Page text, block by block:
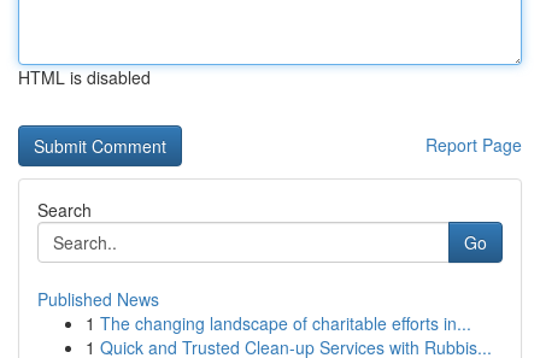
HTML is disabled
Report Page
Search
Go
Published News
1 The changing landscape of charitable efforts in...
1 Quick and Trusted Clean-up Services with Rubbis...